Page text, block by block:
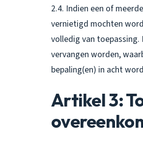
2.4. Indien een of
vernietigd mochten
volledig van toepassing.
vervangen worden,
bepaling(en) in acht
Artikel 3: